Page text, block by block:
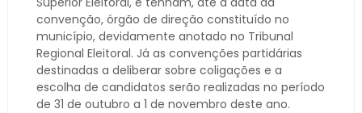
convenção, órgão de direção constituído no
município, devidamente anotado no Tribunal
Regional Eleitoral. Já as convenções partidárias
destinadas a deliberar sobre coligações e a
escolha de candidatos serão realizadas no período
de 31 de outubro a 1 de novembro deste ano.